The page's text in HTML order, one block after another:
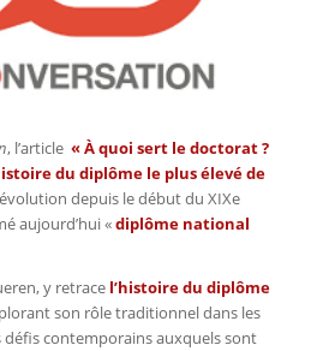
, l’article «À quoi sert le doctorat ?
du diplôme le plus élevé de
depuis le début du XIXe
aujourd’hui «diplôme national
y retrace l’histoire du diplôme
son rôle traditionnel dans les
défis contemporains auxquels sont